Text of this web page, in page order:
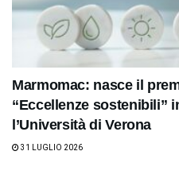
Marmomac: nasce il
“Eccellenze sostenibili”
l’Università di Verona
31 LUGLIO 2026